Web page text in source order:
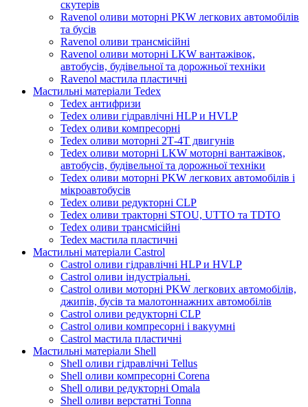
скутерів
Ravenol оливи моторні PKW легкових автомобілів
та бусів
Ravenol оливи трансмісійні
Ravenol оливи моторні LKW вантажівок,
автобусів, будівельної та дорожньої техніки
Ravenol мастила пластичні
Мастильні матеріали Tedex
Tedex антифризи
Tedex оливи гідравлічні HLP и HVLP
Tedex оливи компресорні
Tedex оливи моторні 2Т-4Т двигунів
Tedex оливи моторні LKW моторні вантажівок,
автобусів, будівельної та дорожньої техніки
Tedex оливи моторні PKW легкових автомобілів і
мікроавтобусів
Tedex оливи редукторні CLP
Tedex оливи тракторні STOU, UTTO та TDTO
Tedex оливи трансмісійні
Tedex мастила пластичні
Мастильні матеріали Castrol
Castrol оливи гідравлічні HLP и HVLP
Castrol оливи індустріальні.
Castrol оливи моторні PKW легкових автомобілів,
джипів, бусів та малотоннажних автомобілів
Castrol оливи редукторні CLP
Castrol оливи компресорні і вакуумні
Castrol мастила пластичні
Мастильні матеріали Shell
Shell оливи гідравлічні Tellus
Shell оливи компресорні Corena
Shell оливи редукторні Omala
Shell оливи верстатні Tonna